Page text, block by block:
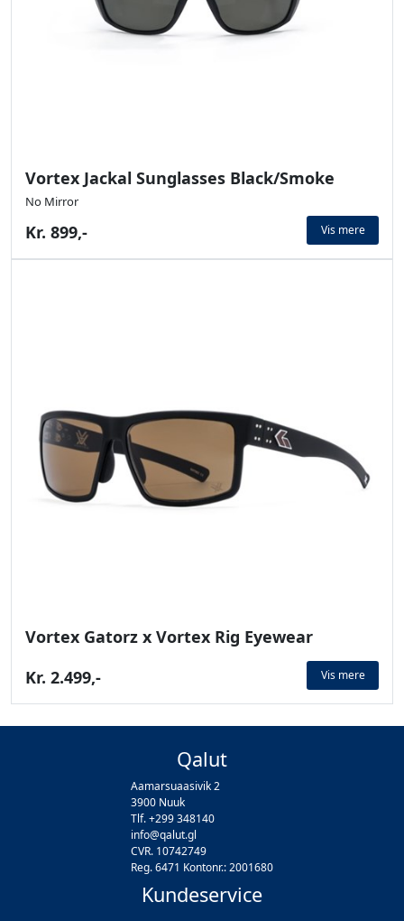
Vortex Jackal Sunglasses Black/Smoke
No Mirror
Kr. 899,- Vis mere
Vortex Gatorz x Vortex Rig Eyewear
Kr. 2.499,-
Vis mere
Qalut
Aamarsuaasivik 2
3900 Nuuk
Tlf. +299 348140
info@qalut.gl
CVR. 10742749
Reg. 6471 Kontonr.: 2001680
Kundeservice